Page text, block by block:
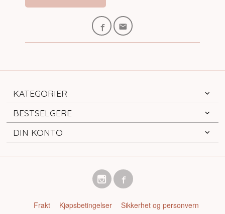
KATEGORIER
BESTSELGERE
DIN KONTO
Frakt Kjøpsbetingelser Sikkerhet og personvern